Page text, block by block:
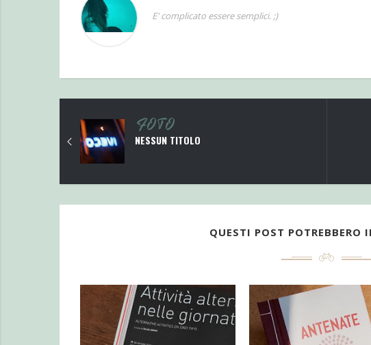
E' complicato essere semplici. ;)
FOTO
NESSUN TITOLO
QUESTI POST POTREBBERO